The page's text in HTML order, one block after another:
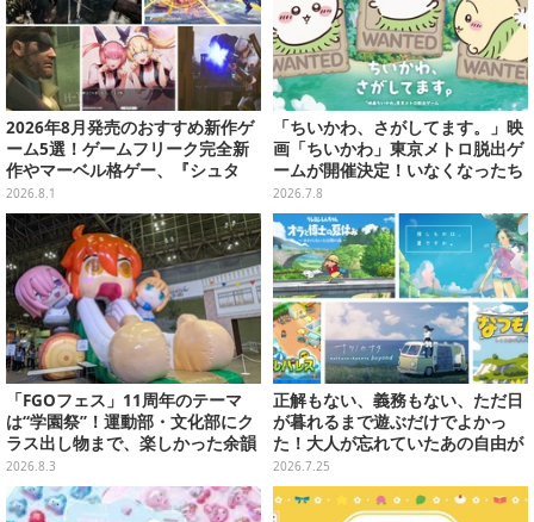
2026年8月発売のおすすめ新作ゲ
ーム5選！ゲームフリーク完全新
作やマーベル格ゲー、『シュタ
ゲ』リブートなど注目作が目白押
し【特集】
2026.8.1
「ちいかわ、さがしてます。」映
画「ちいかわ」東京メトロ脱出ゲ
ームが開催決定！いなくなったち
いかわ、ハチワレ、うさぎを探す
謎解きキットが7月10日より発売
2026.7.8
「FGOフェス」11周年のテーマ
は“学園祭”！運動部・文化部にク
ラス出し物まで、楽しかった余韻
が残る思い出を写真たっぷりでお
届け【写真180枚】
2026.8.3
正解もない、義務もない、ただ日
が暮れるまで遊ぶだけでよかっ
た！大人が忘れていたあの自由が
蘇るノスタルジー夏休みゲームお
すすめ5選【特集】
2026.7.25